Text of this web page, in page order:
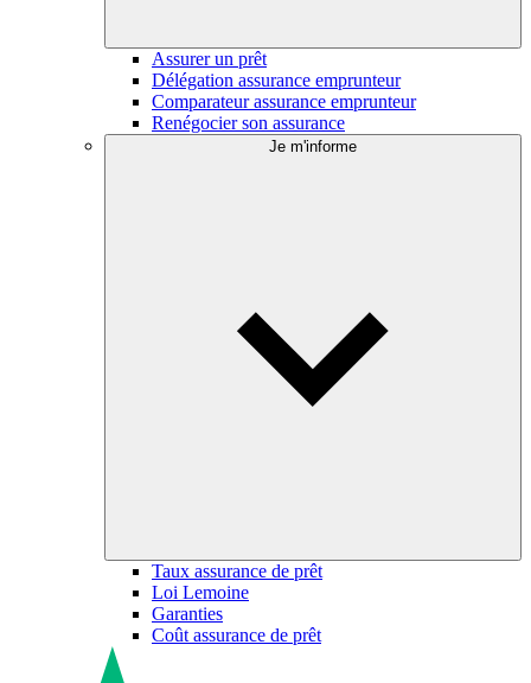
Assurer un prêt
Délégation assurance emprunteur
Comparateur assurance emprunteur
Renégocier son assurance
Je m'informe
Taux assurance de prêt
Loi Lemoine
Garanties
Coût assurance de prêt